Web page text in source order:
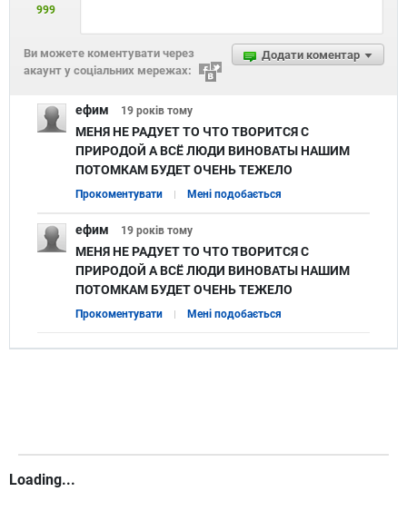
999
Додати коментар
Ви можете коментувати через
акаунт у соціальних мережах:
ефим 19 років тому
МЕНЯ НЕ РАДУЕТ ТО ЧТО ТВОРИТСЯ С
ПРИРОДОЙ А ВСЁ ЛЮДИ ВИНОВАТЫ НАШИМ
ПОТОМКАМ БУДЕТ ОЧЕНЬ ТЕЖЕЛО
Прокоментувати Мені подобається
ефим 19 років тому
МЕНЯ НЕ РАДУЕТ ТО ЧТО ТВОРИТСЯ С
ПРИРОДОЙ А ВСЁ ЛЮДИ ВИНОВАТЫ НАШИМ
ПОТОМКАМ БУДЕТ ОЧЕНЬ ТЕЖЕЛО
Прокоментувати Мені подобається
Loading...